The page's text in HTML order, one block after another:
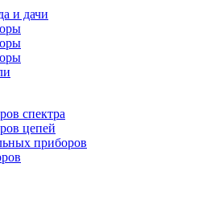
спектра
цепей
приборов